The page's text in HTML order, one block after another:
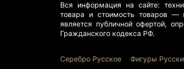
Вся информация на сайте:
товара и стоимость товаров —
является публичной офертой,
Гражданского кодекса РФ.
Серебро Русское Фигуры Р